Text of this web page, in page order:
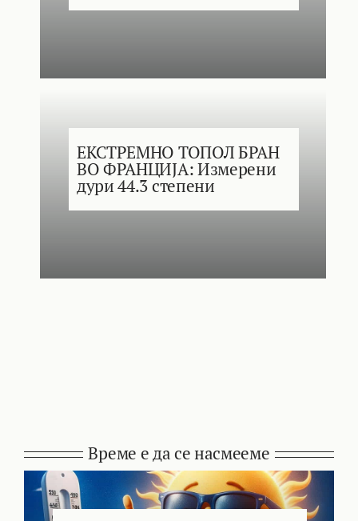
ЕКСТРЕМНО ТОПОЛ БРАН
ВО ФРАНЦИЈА: Измерени
дури 44.3 степени
Време е да се насмееме